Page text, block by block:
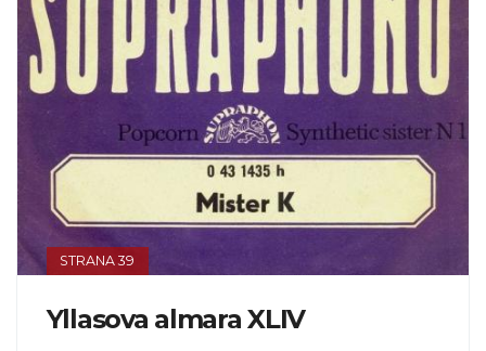
STRANA 39
Yllasova almara XLIV